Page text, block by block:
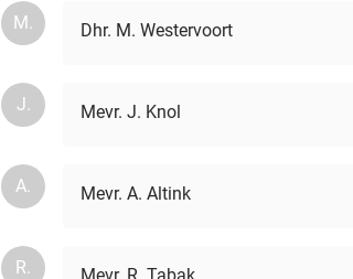
M. Dhr. M. Westervoort
J. Mevr. J. Knol
A. Mevr. A. Altink
R.